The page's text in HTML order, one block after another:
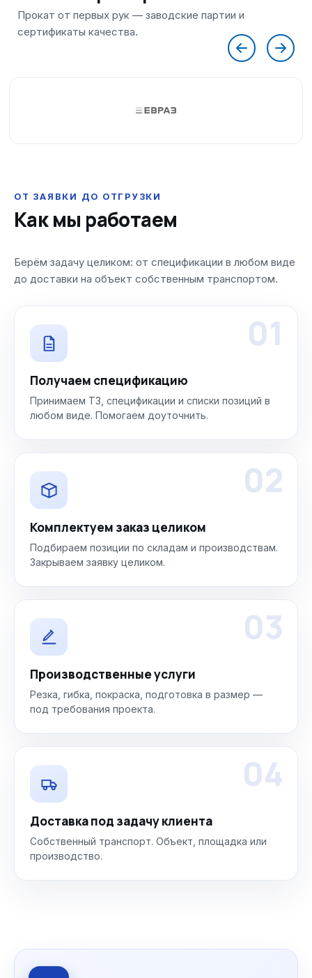
ОТ ЗАЯВКИ ДО ОТГРУЗКИ
Как мы работаем
Берём задачу целиком: от спецификации в любом виде
до доставки на объект собственным транспортом.
01
Получаем спецификацию
Принимаем ТЗ, спецификации и списки позиций в
любом виде. Помогаем доуточнить.
02
Комплектуем заказ целиком
Подбираем позиции по складам и производствам.
Закрываем заявку целиком.
03
Производственные услуги
Резка, гибка, покраска, подготовка в размер —
под требования проекта.
04
Доставка под задачу клиента
Собственный транспорт. Объект, площадка или
производство.